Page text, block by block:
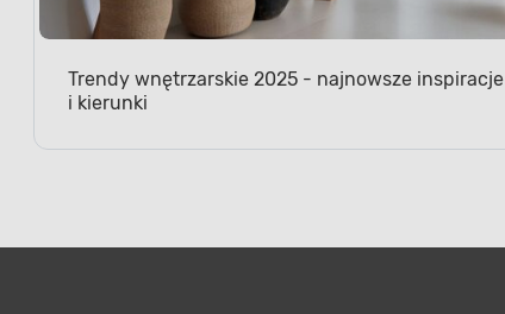
Trendy wnętrzarskie 2025 - najnowsze inspiracje
i kierunki